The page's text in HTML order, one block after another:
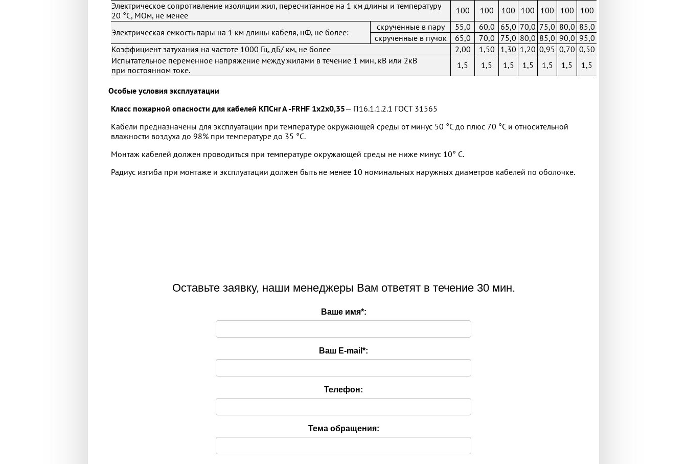
Электрическое сопротивление изоляции жил, пересчитанное на 1 км длины и температуру
20 °С, МОм, не менее
100 100 100 100 100 100 100
Электрическая емкость пары на 1 км длины кабеля, нФ, не более:
скрученные в пару 55,0 60,0 65,0 70,0 75,0 80,0 85,0
скрученные в пучок
65,0 70,0 75,0 80,0 85,0 90,0 95,0
Коэффициент затухания на частоте 1000 Гц, дБ/ км, не более
2,00 1,50 1,30 1,20 0,95 0,70 0,50
Испытательное переменное напряжение между жилами в течение 1 мин, кВ или 2кВ
при постоянном токе.
1,5 1,5 1,5 1,5 1,5 1,5 1,5
Особые условия эксплуатации
Класс пожарной опасности для кабелей КПСнг А -FRHF 1х2х0,35— П16.1.1.2.1 ГОСТ 31565
Кабели предназначены для эксплуатации при температуре окружающей среды от минус 50 °С до плюс 70 °С и относительной
влажности воздуха до 98% при температуре до 35 °С.
Монтаж кабелей должен проводиться при температуре окружающей среды не ниже минус 10° С.
Радиус изгиба при монтаже и эксплуатации должен быть не менее 10 номинальных наружных диаметров кабелей по оболочке.
Оставьте заявку, наши менеджеры Вам ответят в течение 30 мин.
Ваше имя*:
Ваш E-mail *:
Телефон:
Тема обращения: